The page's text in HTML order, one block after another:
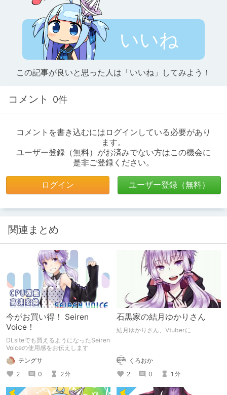
いいね
この記事が良いと思った人は「いいね」してみよう！
コメント 0件
コメントを書き込むにはログインしている必要があり
ます。
ユーザー登録（無料）がお済みでない方はこの機会に
是非ご登録ください。
ログイン ユーザー登録（無料）
関連まとめ
今がお買い得！ Seiren
Voice！
DLsiteでも買えるようになったSeiren
Voiceの使用感をお伝えします
テングサ
2
0 2分
石黒家の結月ゆかりさん
結月ゆかりさん、Vtuberに
くろおか
2
0 1 分